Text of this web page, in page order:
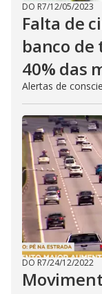
DO R7/12/05/2023
Falta de
banco de
40% das
Alertas de
DO R7/24/12/2022